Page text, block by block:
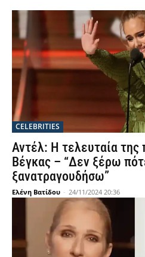
CELEBRITIES
Αντέλ: Η τελευταία
Βέγκας – “Δεν ξέρω
ξανατραγουδήσω”
Ελένη Βατίδου - 24/11/2024 20:36